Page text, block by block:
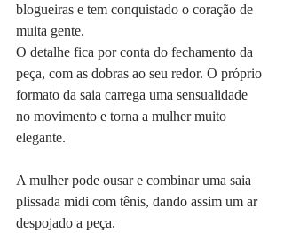
blogueiras e tem conquistado o coração de
muita gente.
O detalhe fica por conta do fechamento da
peça, com as dobras ao seu redor. O próprio
formato da saia carrega uma sensualidade
no movimento e torna a mulher muito
elegante.
A mulher pode ousar e combinar uma saia
plissada midi com tênis, dando assim um ar
despojado a peça.